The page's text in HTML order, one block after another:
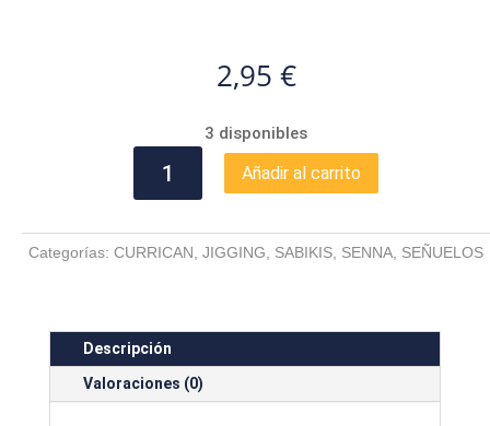
2,95 €
3 disponibles
SENNA
BLANCAS
cantidad
Añadir al carrito
Categorías: CURRICAN JIGGING SABIKIS SENNA SEÑUELOS
Descripción
Valoraciones (0)